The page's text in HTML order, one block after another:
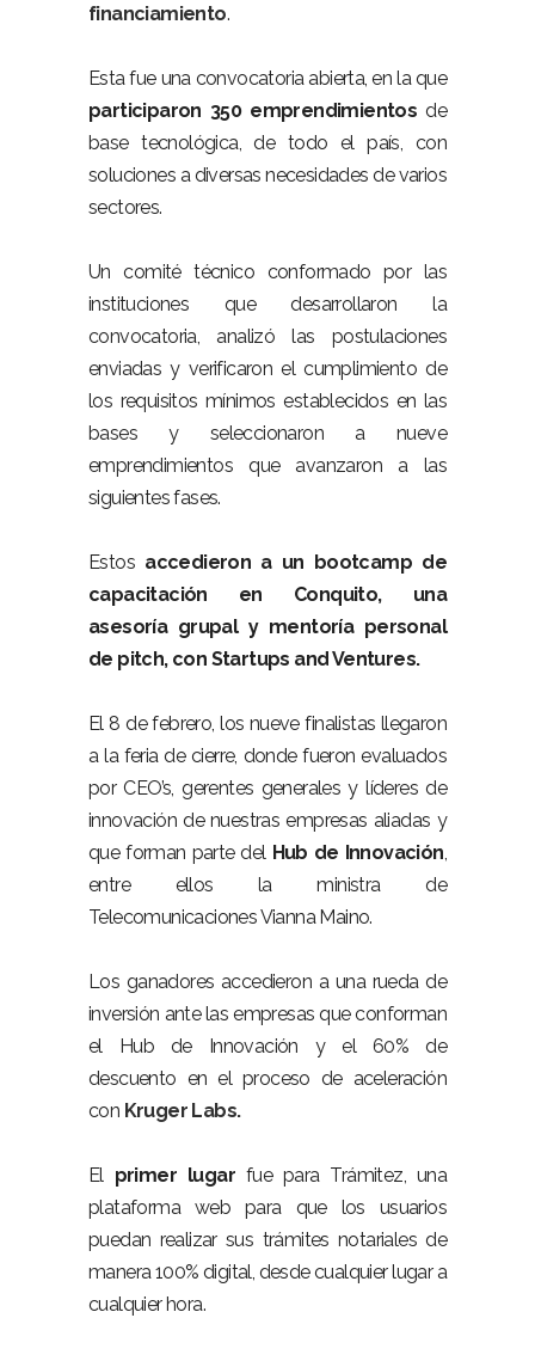
financiamiento.
Esta fue una convocatoria abierta, en la que
participaron 350 emprendimientos de
base tecnológica, de todo el país, con
soluciones a diversas necesidades de varios
sectores.
Un comité técnico conformado por las
instituciones que desarrollaron la
convocatoria, analizó las postulaciones
enviadas y verificaron el cumplimiento de
los requisitos mínimos establecidos en las
bases y seleccionaron a nueve
emprendimientos que avanzaron a las
siguientes fases.
Estos accedieron a un bootcamp de
capacitación en Conquito, una
asesoría grupal y mentoría personal
de pitch, con Startups and Ventures.
El 8 de febrero, los nueve finalistas llegaron
a la feria de cierre, donde fueron evaluados
por CEO’s, gerentes generales y líderes de
innovación de nuestras empresas aliadas y
que forman parte del Hub de Innovación,
entre ellos la ministra de
Telecomunicaciones Vianna Maino.
Los ganadores accedieron a una rueda de
inversión ante las empresas que conforman
el Hub de Innovación y el 60% de
descuento en el proceso de aceleración
con Kruger Labs.
El primer lugarfue para Trámitez, una
plataforma web para que los usuarios
puedan realizar sus trámites notariales de
manera 100% digital, desde cualquier lugar a
cualquier hora.